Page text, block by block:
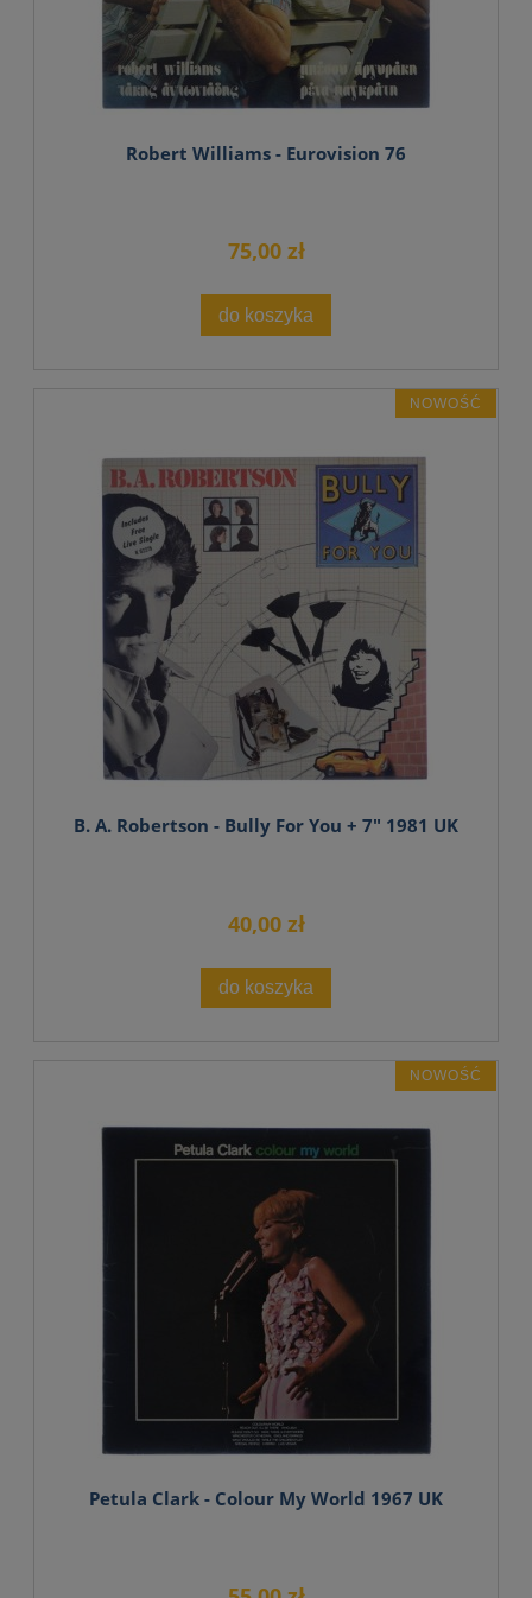
Robert Williams - Eurovision 76
75,00 zł
do koszyka
B. A. Robertson - Bully For You + 7" 1981 UK
40,00 zł
do koszyka
NOWOŚĆ
Petula Clark - Colour My World 1967 UK
NOWOŚĆ